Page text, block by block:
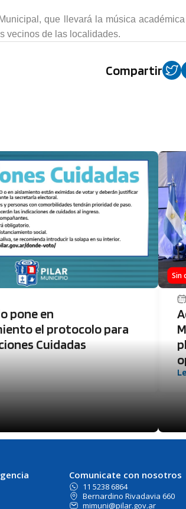
que llevará la música
vecinos de las localidades.
Compartir
pone en
el protocolo para
Cuidadas
Sin
Comunicate con nosotros
11 5238 6864
Bernardino Rivadavia 660
mimuni@pilar.gov.ar